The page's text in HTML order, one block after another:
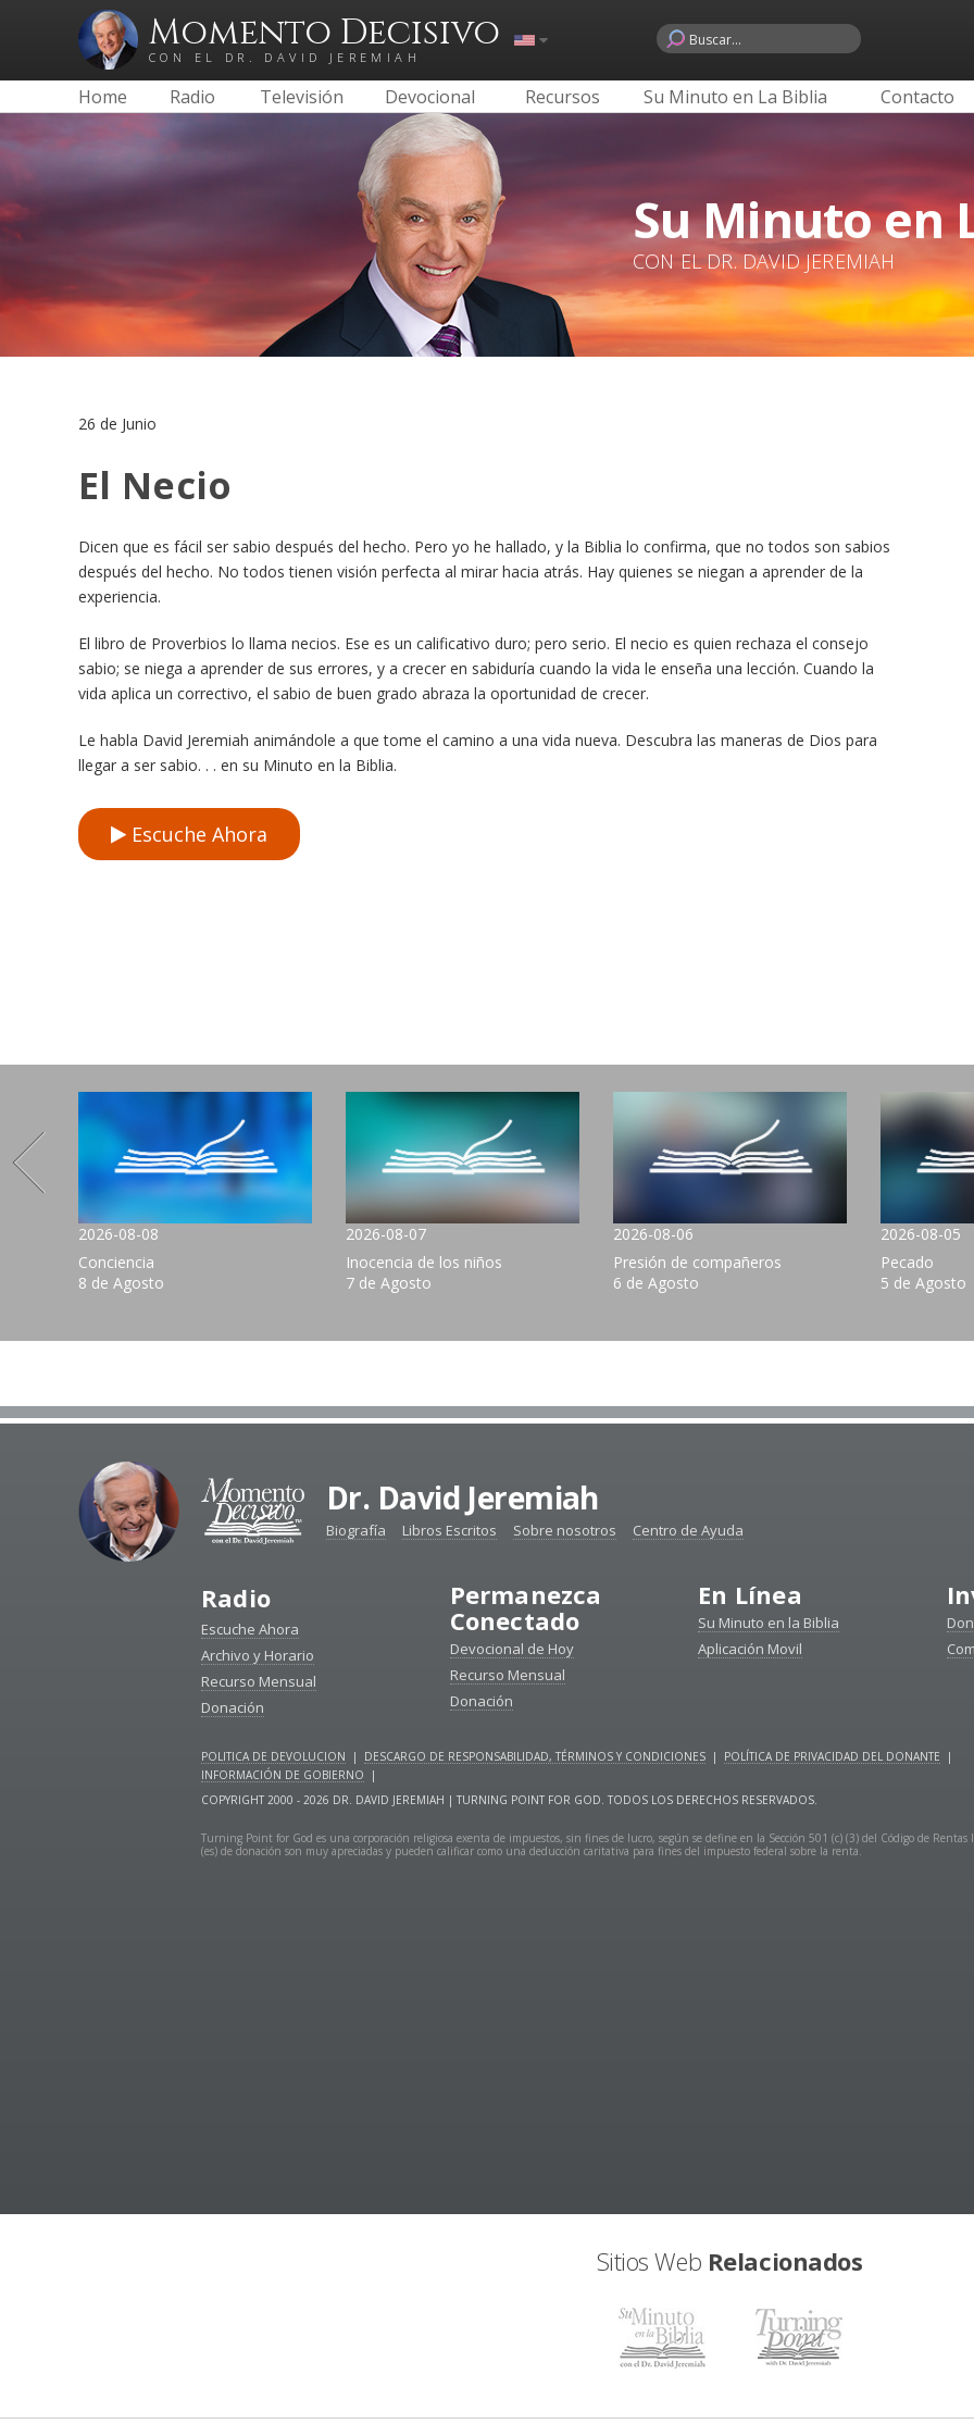
Momento Decisivo
CON EL DR. DAVID JEREMIAH
Home Radio Televisión Devocional Recursos Su Minuto en La Biblia Contacto
Su Minuto en
CON EL DR. DAVID JEREMIAH
26 de Junio
El Necio
Dicen que es fácil ser sabio después del hecho. Pero yo he hallado, y la Biblia lo confirma, que no todos son sabios
después del hecho. No todos tienen visión perfecta al mirar hacia atrás. Hay quienes se niegan a aprender de la
experiencia.
El libro de Proverbios lo llama necios. Ese es un calificativo duro; pero serio. El necio es quien rechaza el consejo
sabio; se niega a aprender de sus errores, y a crecer en sabiduría cuando la vida le enseña una lección. Cuando la
vida aplica un correctivo, el sabio de buen grado abraza la oportunidad de crecer.
Le habla David Jeremiah animándole a que tome el camino a una vida nueva. Descubra las maneras de Dios para
llegar a ser sabio. . . en su Minuto en la Biblia.
Escuche Ahora
2026-08-08
Conciencia
8 de Agosto
2026-08-07
Inocencia de los niños
7 de Agosto
2026-08-06
Presión de compañeros
6 de Agosto
2026-08-05
Pecado
5 de Agosto
Dr. David Jeremiah
Biografía Libros Escritos Sobre nosotros Centro de Ayuda
Radio
Escuche Ahora
Archivo y Horario
Recurso Mensual
Donación
Permanezca
Conectado
Devocional de Hoy
Recurso Mensual
Donación
En Línea
Su Minuto en la Biblia
Aplicación Movil
POLITICA DE DEVOLUCION | DESCARGO DE RESPONSABILIDAD, TÉRMINOS Y CONDICIONES | POLÍTICA DE PRIVACIDAD DEL DONANTE |
INFORMACIÓN DE GOBIERNO |
COPYRIGHT 2000 - 2026 DR. DAVID JEREMIAH | TURNING POINT FOR GOD. TODOS LOS DERECHOS RESERVADOS.
Turning Point for God es una corporación religiosa exenta de impuestos, sin fines de lucro, según se define en la Sección 501 (c) (3) del Código de Rentas
(es) de donación son muy apreciadas y pueden calificar como una deducción caritativa para fines del impuesto federal sobre la renta.
Sitios Web Relacionados